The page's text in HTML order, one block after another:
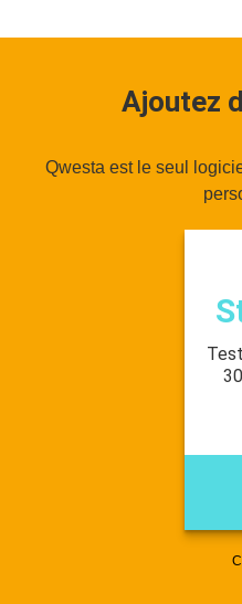
Ajoutez
Qwesta est le seul